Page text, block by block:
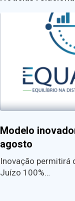
Modelo
agosto
Inovação permitirá
Juízo 100%…